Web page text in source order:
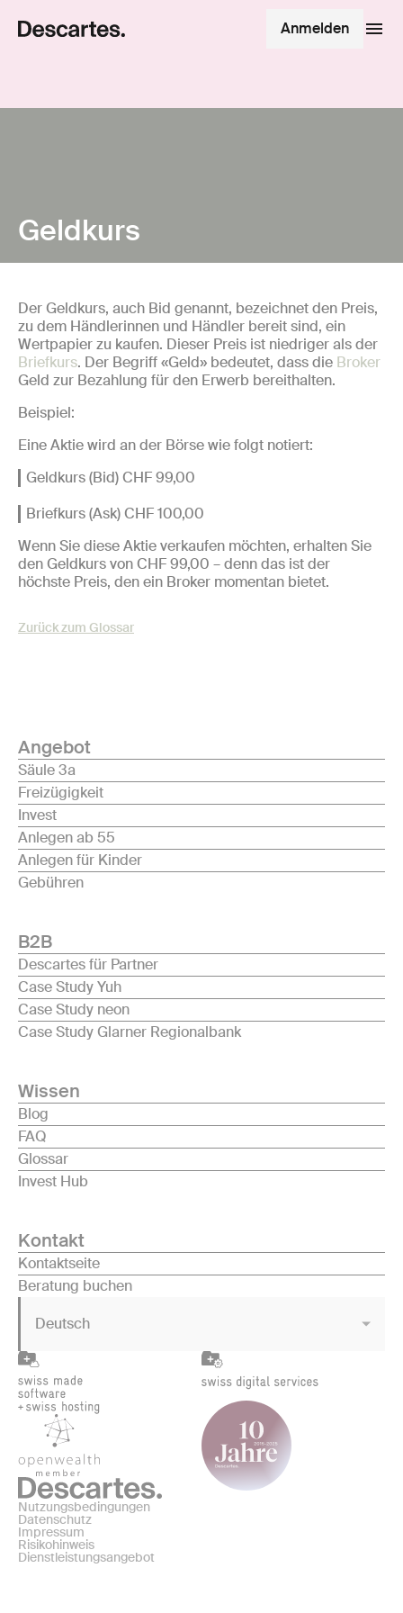
Anmelden
Geldkurs
Der Geldkurs, auch Bid genannt, bezeichnet den Preis,
zu dem Händlerinnen und Händler bereit sind, ein
Wertpapier zu kaufen. Dieser Preis ist niedriger als der
Briefkurs. Der Begriff «Geld» bedeutet, dass die Broker
Geld zur Bezahlung für den Erwerb bereithalten.
Beispiel:
Eine Aktie wird an der Börse wie folgt notiert:
Geldkurs (Bid) CHF 99,00
Briefkurs (Ask) CHF 100,00
Wenn Sie diese Aktie verkaufen möchten, erhalten Sie
den Geldkurs von CHF 99,00 – denn das ist der
höchste Preis, den ein Broker momentan bietet.
Zurück zum Glossar
Angebot
Säule 3a
Freizügigkeit
Invest
Anlegen ab 55
Anlegen für Kinder
Gebühren
B2B
Descartes für Partner
Case Study Yuh
Case Study neon
Case Study Glarner Regionalbank
Wissen
Blog
FAQ
Glossar
Invest Hub
Kontakt
Kontaktseite
Beratung buchen
Deutsch
Nutzungsbedingungen
Datenschutz
Impressum
Risikohinweis
Dienstleistungsangebot